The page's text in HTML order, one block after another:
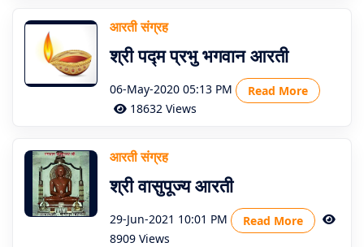
आरती संग्रह
श्री पद्म प्रभु भगवान आरती
06-May-2020 05:13 PM
Read More
18632 Views
आरती संग्रह
श्री वासुपूज्य आरती
29-Jun-2021 10:01 PM
Read More
8909 Views